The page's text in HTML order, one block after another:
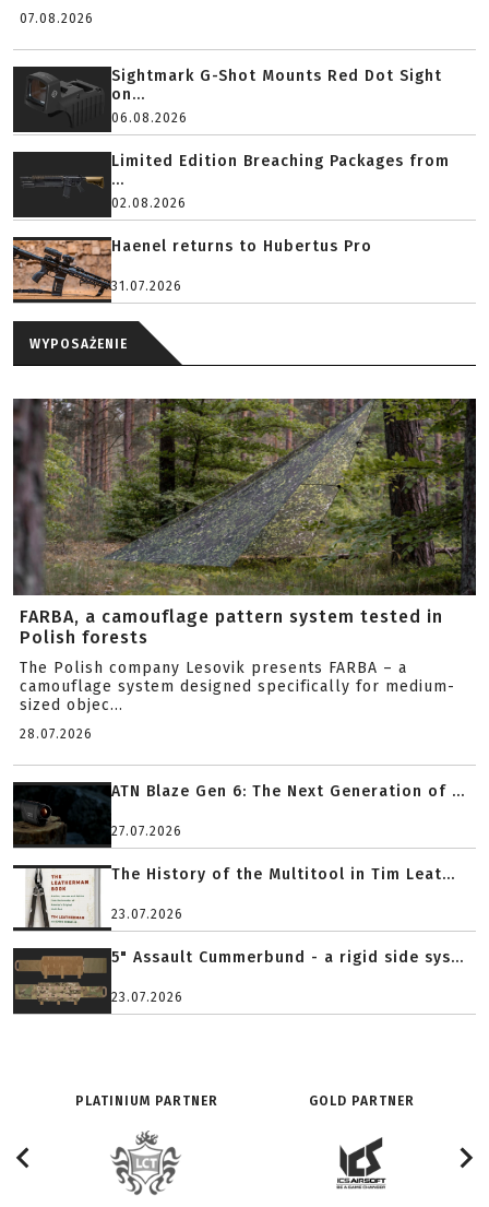
07.08.2026
Sightmark G-Shot Mounts Red Dot Sight
on...
06.08.2026
Limited Edition Breaching Packages from
...
02.08.2026
Haenel returns to Hubertus Pro
31.07.2026
WYPOSAŻENIE
FARBA, a camouflage pattern system tested in
Polish forests
The Polish company Lesovik presents FARBA – a
camouflage system designed specifically for medium-
sized objec...
28.07.2026
ATN Blaze Gen 6: The Next Generation of ...
27.07.2026
The History of the Multitool in Tim Leat...
23.07.2026
5" Assault Cummerbund - a rigid side sys...
23.07.2026
PLATINIUM PARTNER GOLD PARTNER